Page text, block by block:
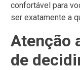
confortável para
ser exatamente a
Atenção
de